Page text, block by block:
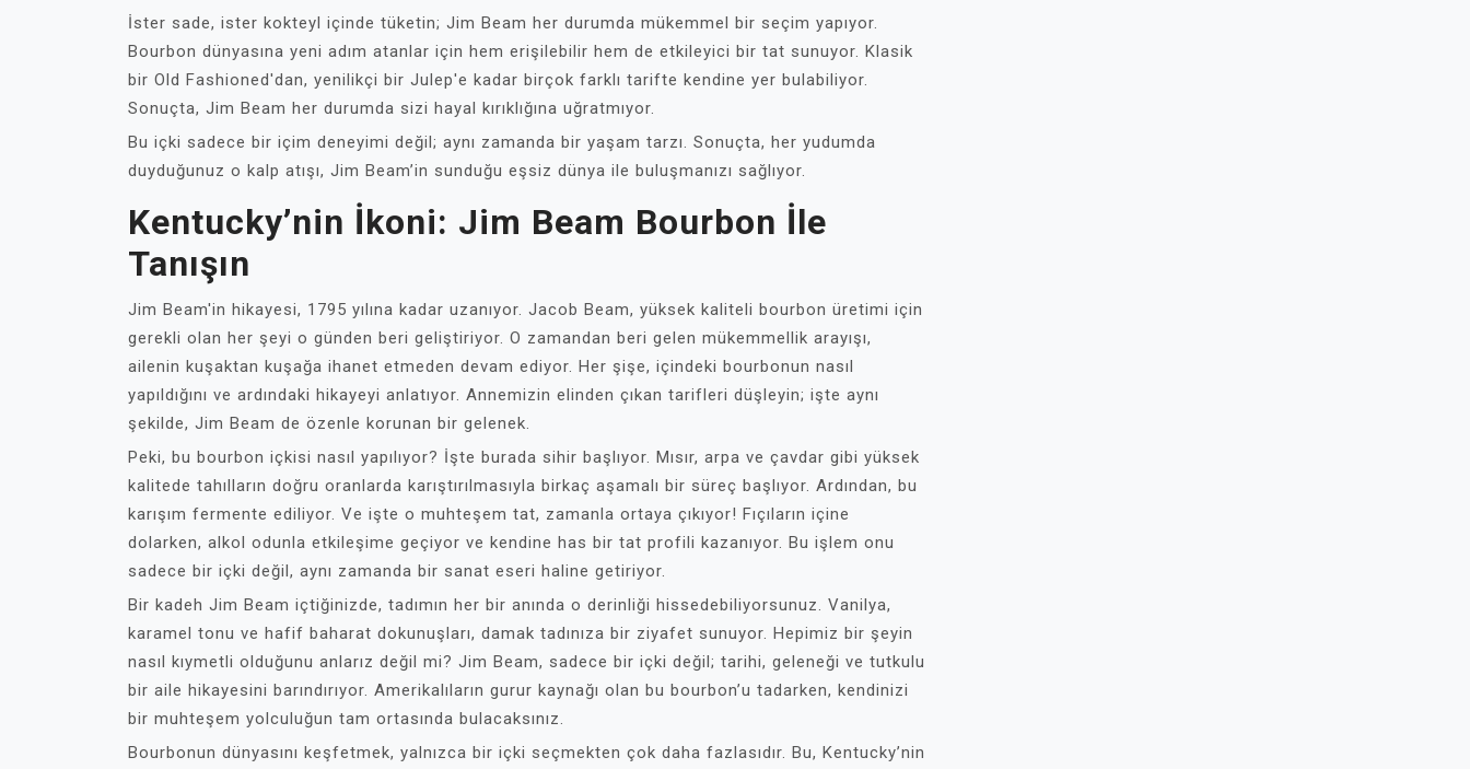
İster sade, ister kokteyl içinde tüketin; Jim Beam her durumda mükemmel bir seçim yapıyor.
Bourbon dünyasına yeni adım atanlar için hem erişilebilir hem de etkileyici bir tat sunuyor. Klasik
bir Old Fashioned'dan, yenilikçi bir Julep'e kadar birçok farklı tarifte kendine yer bulabiliyor.
Sonuçta, Jim Beam her durumda sizi hayal kırıklığına uğratmıyor.
Bu içki sadece bir içim deneyimi değil; aynı zamanda bir yaşam tarzı. Sonuçta, her yudumda
duyduğunuz o kalp atışı, Jim Beam’in sunduğu eşsiz dünya ile buluşmanızı sağlıyor.
Kentucky’nin İkoni: Jim Beam Bourbon İle
Tanışın
Jim Beam'in hikayesi, 1795 yılına kadar uzanıyor. Jacob Beam, yüksek kaliteli bourbon üretimi için
gerekli olan her şeyi o günden beri geliştiriyor. O zamandan beri gelen mükemmellik arayışı,
ailenin kuşaktan kuşağa ihanet etmeden devam ediyor. Her şişe, içindeki bourbonun nasıl
yapıldığını ve ardındaki hikayeyi anlatıyor. Annemizin elinden çıkan tarifleri düşleyin; işte aynı
şekilde, Jim Beam de özenle korunan bir gelenek.
Peki, bu bourbon içkisi nasıl yapılıyor? İşte burada sihir başlıyor. Mısır, arpa ve çavdar gibi yüksek
kalitede tahılların doğru oranlarda karıştırılmasıyla birkaç aşamalı bir süreç başlıyor. Ardından, bu
karışım fermente ediliyor. Ve işte o muhteşem tat, zamanla ortaya çıkıyor! Fıçıların içine
dolarken, alkol odunla etkileşime geçiyor ve kendine has bir tat profili kazanıyor. Bu işlem onu
sadece bir içki değil, aynı zamanda bir sanat eseri haline getiriyor.
Bir kadeh Jim Beam içtiğinizde, tadımın her bir anında o derinliği hissedebiliyorsunuz. Vanilya,
karamel tonu ve hafif baharat dokunuşları, damak tadınıza bir ziyafet sunuyor. Hepimiz bir şeyin
nasıl kıymetli olduğunu anlarız değil mi? Jim Beam, sadece bir içki değil; tarihi, geleneği ve tutkulu
bir aile hikayesini barındırıyor. Amerikalıların gurur kaynağı olan bu bourbon’u tadarken, kendinizi
bir muhteşem yolculuğun tam ortasında bulacaksınız.
Bourbonun dünyasını keşfetmek, yalnızca bir içki seçmekten çok daha fazlasıdır. Bu, Kentucky’nin